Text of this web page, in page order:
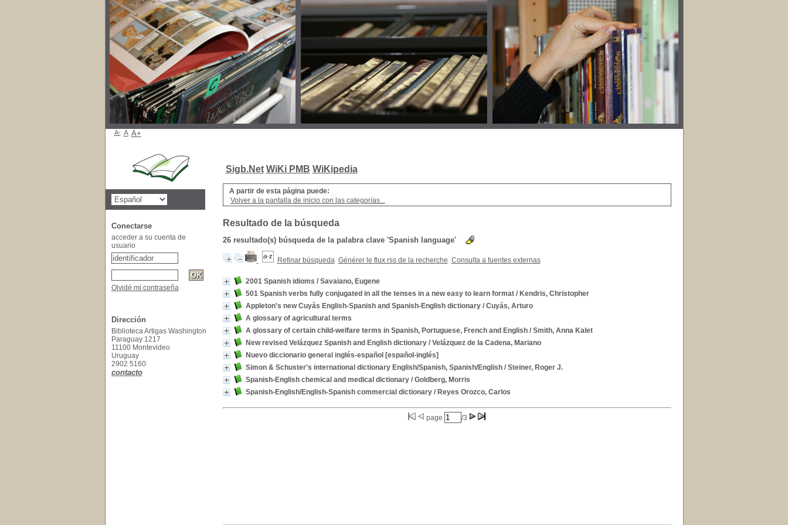
Sigb.Net WiKi PMB WiKipedia
A partir de esta página puede:
Volver a la pantalla de inicio con las categorías...
Resultado de la búsqueda
26 resultado(s) búsqueda de la palabra clave 'Spanish language'
Refinar búsqueda Générer le flux rss de la recherche Consulta a fuentes externas
2001 Spanish idioms / Savaiano, Eugene
501 Spanish verbs fully conjugated in all the tenses in a new easy to learn format/ Kendris, Christopher
Appleton's new Cuyás English-Spanish and Spanish-English dictionary/ Cuyás, Arturo
A glossary of agricultural terms
A glossary of certain child-welfare terms in Spanish, Portuguese, French and English/ Smith, Anna Kalet
New revised Velázquez Spanish and English dictionary/ Velázquez de la Cadena, Mariano
Nuevo diccionario general inglés-español [español-inglés]
Simon & Schuster's international dictionary English/Spanish, Spanish/English/ Steiner, Roger J.
Spanish-English chemical and medical dictionary/ Goldberg, Morris
Spanish-English/English-Spanish commercial dictionary/ Reyes Orozco, Carlos
page /3
A- A A+
Conectarse
acceder a su cuenta de
usuario
Olvidé mi contraseña
Dirección
Biblioteca Artigas Washington
Paraguay 1217
11100 Montevideo
Uruguay
2902 5160
contacto